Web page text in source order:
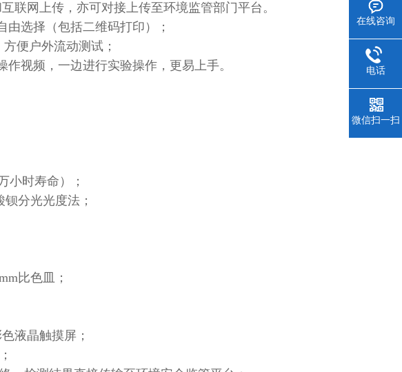
联网上传，亦可对接上传至环境监管部门平台。
由选择（包括二维码打印）；
方便户外流动测试；
视频，一边进行实验操作，更易上手。
小时寿命）；
钡分光光度法；
比色皿；
液晶触摸屏；
在线咨询
电话
微信扫一扫